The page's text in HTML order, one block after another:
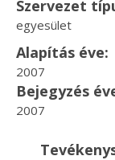
Szervezet
egyesület
Alapítás éve:
2007
Bejegyzés
2007